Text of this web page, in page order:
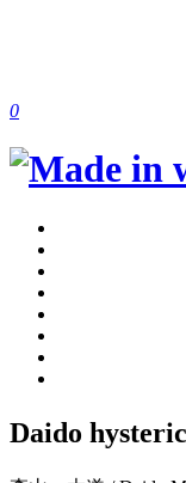
0
Daido hysteric